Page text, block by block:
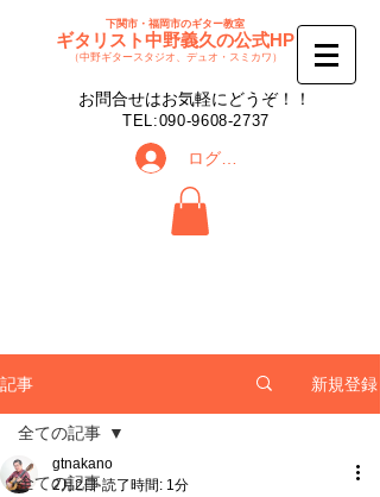
下関市・福岡市のギター教室
ギタリスト中野義久の公式HP
（中野ギタースタジオ、デュオ・スミカワ）
​お問合せはお気軽にどうぞ！！
​TEL:090-9608-2737
ログイン
記事 新規登録
全ての記事
全ての記事
gtnakano
2月2日 読了時間: 1分